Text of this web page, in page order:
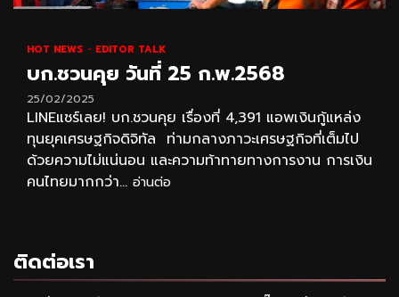
HOT NEWS EDITOR TALK
บก.ชวนคุย วันที่ 25 ก.พ.2568
25/02/2025
LINEแชร์เลย! บก.ชวนคุย เรื่องที่ 4,391 แอพเงินกู้แหล่ง
ทุนยุคเศรษฐกิจดิจิทัล ท่ามกลางภาวะเศรษฐกิจที่เต็มไป
ด้วยความไม่แน่นอน และความท้าทายทางการงาน การเงิน
คนไทยมากกว่า... อ่านต่อ
ติดต่อเรา